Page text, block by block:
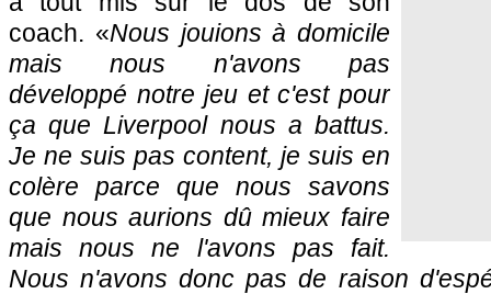
coach. «Nous jouions à domicile
mais nous n'avons pas
développé notre jeu et c'est pour
ça que Liverpool nous a battus.
Je ne suis pas content, je suis en
colère parce que nous savons
que nous aurions dû mieux faire
mais nous ne l'avons pas fait.
Nous n'avons donc pas de raison